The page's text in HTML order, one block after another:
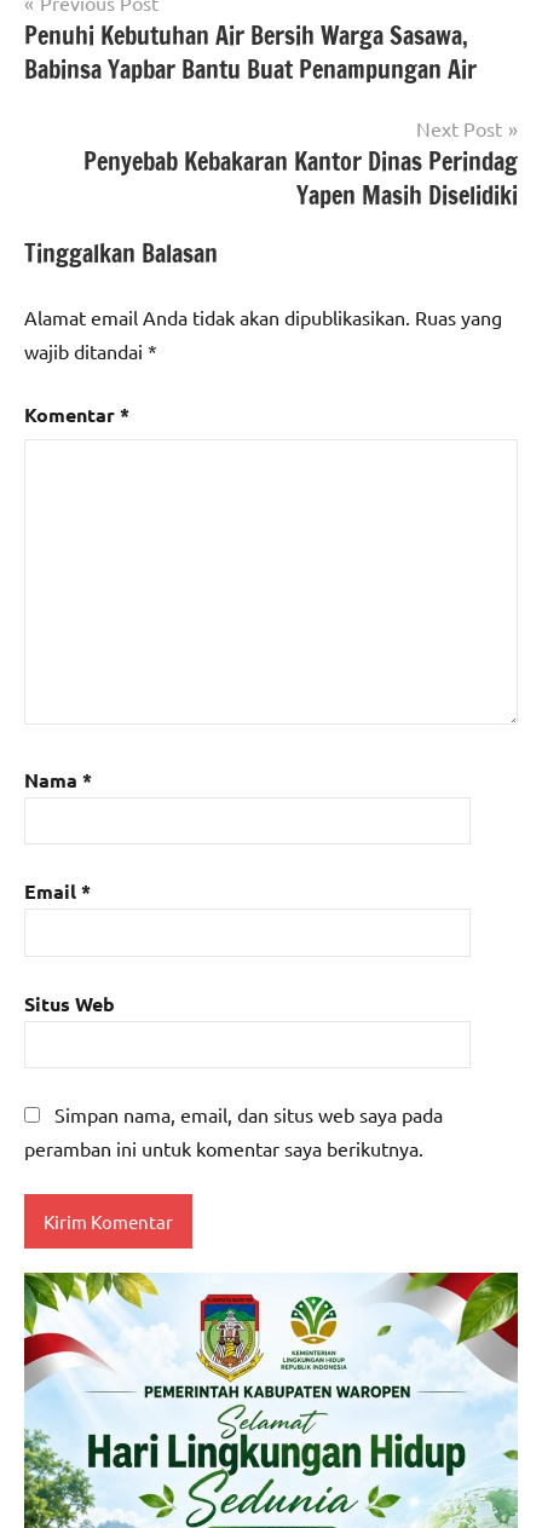
pos
Penuhi Kebutuhan Air Bersih Warga Sasawa,
Babinsa Yapbar Bantu Buat Penampungan Air
Next Post
Penyebab Kebakaran Kantor Dinas Perindag
Yapen Masih Diselidiki
Tinggalkan Balasan
Alamat email Anda tidak akan dipublikasikan. Ruas yang
wajib ditandai *
Komentar*
Nama *
Email*
Situs Web
Simpan nama, email, dan situs web saya pada
peramban ini untuk komentar saya berikutnya.